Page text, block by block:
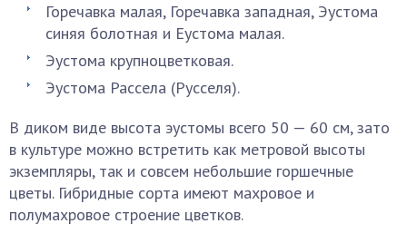
Горечавка малая, Горечавка западная, Эустома
синяя болотная и Еустома малая.
Эустома крупноцветковая.
Эустома Рассела (Русселя).
В диком виде высота эустомы всего 50 — 60 см, зато
в культуре можно встретить как метровой высоты
экземпляры, так и совсем небольшие горшечные
цветы. Гибридные сорта имеют махровое и
полумахровое строение цветков.